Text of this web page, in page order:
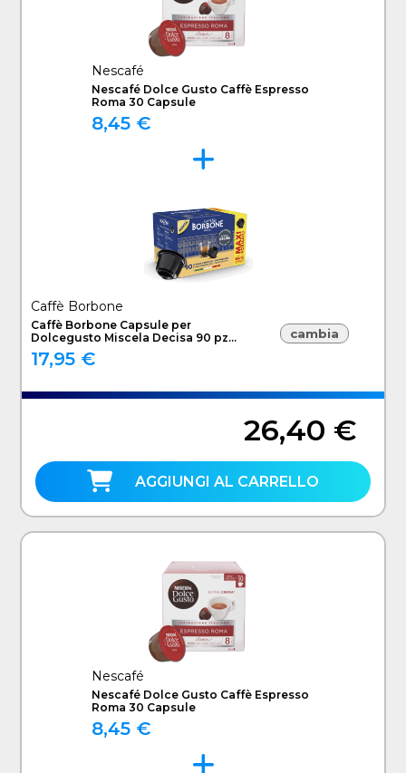
Nescafé
Nescafé Dolce Gusto Caffè Espresso
Roma 30 Capsule
8,45 €
Caffè Borbone
Caffè Borbone Capsule per
Dolcegusto Miscela Decisa 90 pz
DGBREDDECISA90N
17,95 €
cambia
26,40 €
AGGIUNGI AL CARRELLO
Nescafé
Nescafé Dolce Gusto Caffè Espresso
Roma 30 Capsule
8,45 €